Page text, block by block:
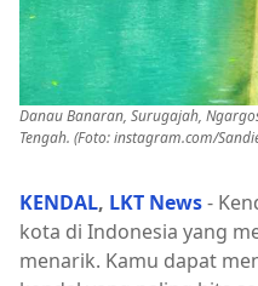
Danau Banaran, Surugajah,
Tengah. (Foto:instagram.com/
KENDAL, LKT News-
kota di Indonesia yang
menarik. Kamu dapat